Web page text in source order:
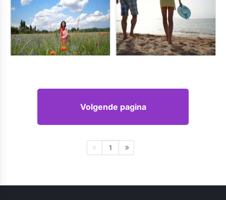
Volgende pagina
1